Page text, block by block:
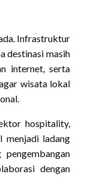
Infrastruktur
destinasi masih
internet, serta
wisata lokal
hospitality,
menjadi ladang
dengan